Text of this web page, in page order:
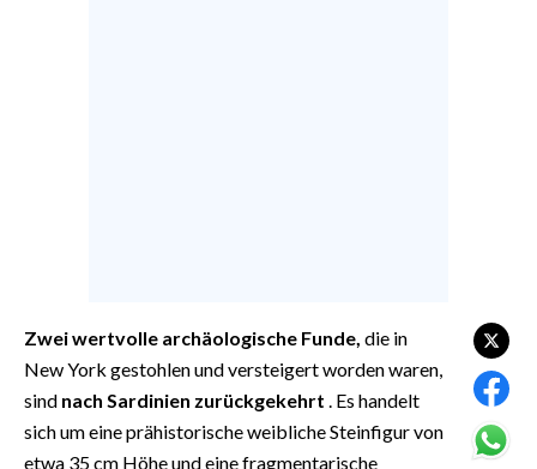
VIDEO
ABBONATI
Zwei wertvolle archäologische Funde, die in
New York gestohlen und versteigert worden waren,
sind nach Sardinien zurückgekehrt . Es handelt
sich um eine prähistorische weibliche Steinfigur von
etwa 35 cm Höhe und eine fragmentarische